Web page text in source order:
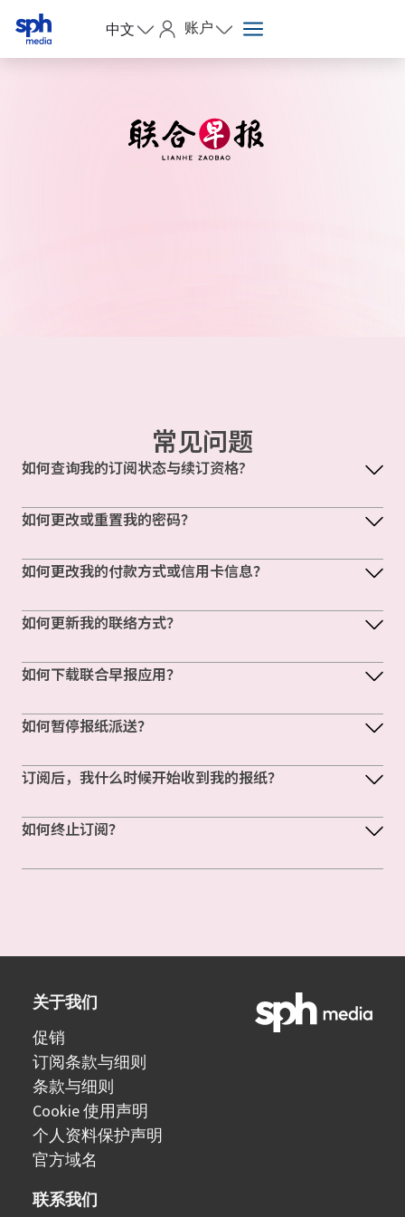
中文 账户
常见问题
如何查询我的订阅状态与续订资格?
如何更改或重置我的密码？
如何更改我的付款方式或信用卡信息？
如何更新我的联络方式？
如何下载联合早报应用？
如何暂停报纸派送？
订阅后，我什么时候开始收到我的报纸？
如何终止订阅？
关于我们
促销
订阅条款与细则
条款与细则
Cookie 使用声明
个人资料保护声明
官方域名
联系我们